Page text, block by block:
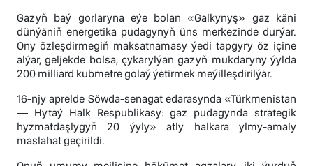
Gazyň baý gorlaryna eýe bolan «Galkynyş» gaz käni
dünýäniň energetika pudagynyň üns merkezinde durýar.
Ony özleşdirmegiň maksatnamasy ýedi tapgyry öz içine
alýar, geljekde bolsa, çykarylýan gazyň mukdaryny ýylda
200 milliard kubmetre golaý ýetirmek meýilleşdirilýär.
16-njy aprelde Söwda-senagat edarasynda «Türkmenistan
— Hytaý Halk Respublikasy: gaz pudagynda strategik
hyzmatdaşlygyň 20 ýyly» atly halkara ylmy-amaly
maslahat geçirildi.